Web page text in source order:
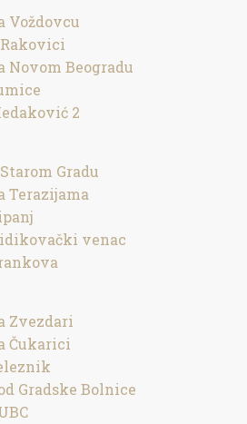
Voždovcu
Novom Beogradu
2
Gradu
Terazijama
venac
Zvezdari
Čukarici
Gradske Bolnice